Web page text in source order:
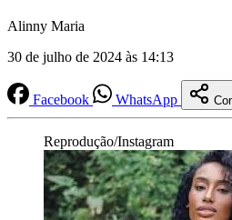
Alinny Maria
30 de julho de 2024 às 14:13
Facebook WhatsApp
Reprodução/Instagram